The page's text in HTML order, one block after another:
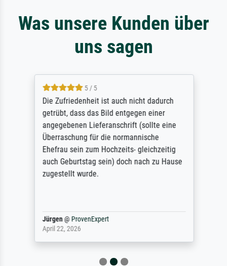
Was unsere Kunden über
uns sagen
5 / 5
Die Zufriedenheit ist auch nicht dadurch
getrübt, dass das Bild entgegen einer
angegebenen Lieferanschrift (sollte eine
Überraschung für die normannische
Ehefrau sein zum Hochzeits- gleichzeitig
auch Geburtstag sein) doch nach zu Hause
zugestellt wurde.
Jürgen@ ProvenExpert
April 22, 2026